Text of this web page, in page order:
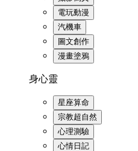
電玩動漫
汽機車
圖文創作
漫畫塗鴉
身心靈
星座算命
宗教超自然
心理測驗
心情日記